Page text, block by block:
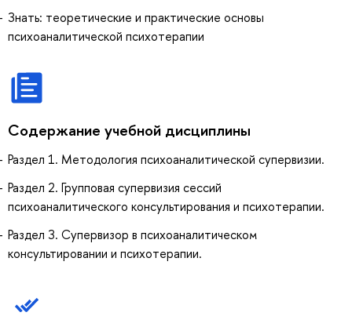
Знать: теоретические и практические основы
психоаналитической психотерапии
Содержание учебной дисциплины
Раздел 1. Методология психоаналитической супервизии.
Раздел 2. Групповая супервизия сессий
психоаналитического консультирования и психотерапии.
Раздел З. Супервизор в психоаналитическом
консультировании и психотерапии.